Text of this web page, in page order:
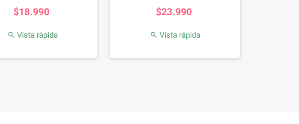
$18.990
 Vista rápida
$23.990
 Vista rápida